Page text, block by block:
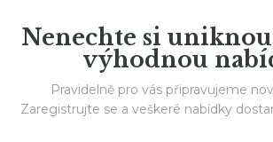
Nenechte si
výhodnou
Pravidelně pro vás připravujeme
Zaregistrujte se a veškeré nabídky